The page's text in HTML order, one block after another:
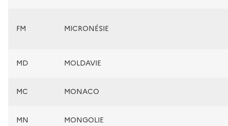
FM MICRONÉSIE
MD MOLDAVIE
MC MONACO
MN MONGOLIE